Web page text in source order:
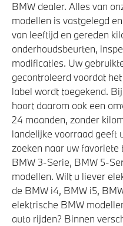
Park Distance Control
Actieve
BMW dealer. Alles van
modellen is vastgelegd
van leeftijd en gereden
onderhoudsbeurten,
modificaties. Uw
gecontroleerd voordat
label wordt toegekend.
hoort daarom ook een
24 maanden, zonder
landelijke voorraad geeft
zoeken naar uw favoriete
BMW 3-Serie, BMW 5-
modellen. Wilt u liever
de BMW i4, BMW i5,
elektrische BMW
auto rijden? Binnen